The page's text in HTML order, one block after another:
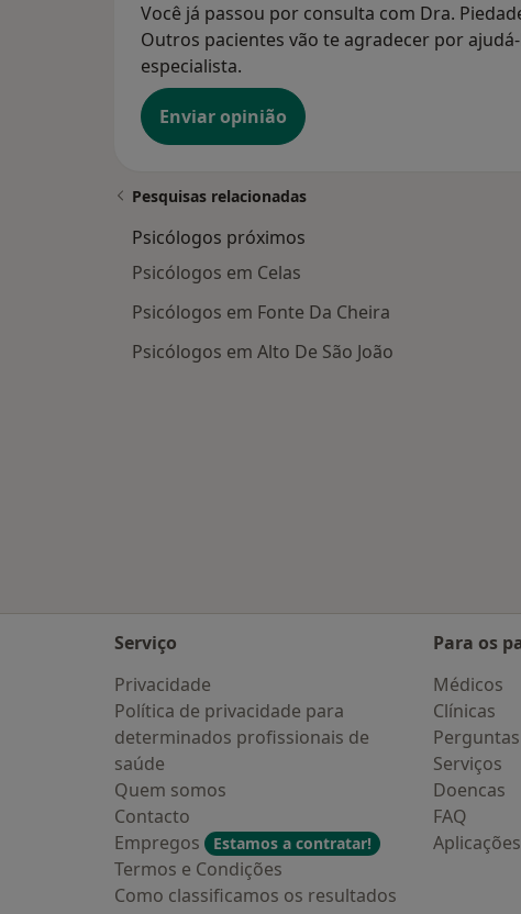
Você já passou por consulta com Dra.
Outros pacientes vão te agradecer por
especialista.
Enviar opinião
Pesquisas relacionadas
Psicólogos próximos
Psicólogos em Celas
Psicólogos em Fonte Da Cheira
Psicólogos em Alto De São João
Serviço
Privacidade
Política de privacidade para
determinados profissionais de
saúde
Quem somos
Contacto
Empregos
Estamos a contratar!
Termos e Condições
Como classificamos os resultados
Para os
Médicos
Clínicas
Serviços
Doencas
FAQ